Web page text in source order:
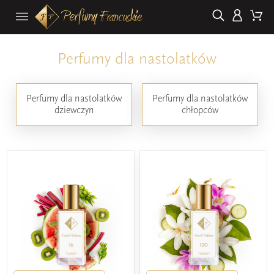
Perfumy dla nastolatków
Perfumy dla nastolatków
dziewczyn
Perfumy dla nastolatków
chłopców